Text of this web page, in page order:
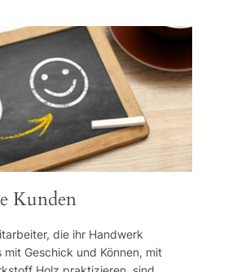
Kunden
die ihr Handwerk
mit Geschick und Können, mit